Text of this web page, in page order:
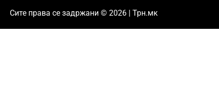
Сите права се задржани © 2026 | Трн.мк